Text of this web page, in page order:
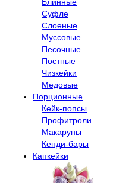
Блинные
Суфле
Слоеные
Муссовые
Песочные
Постные
Чизкейки
Медовые
Порционные
Кейк-попсы
Профитроли
Макаруны
Кенди-бары
Капкейки